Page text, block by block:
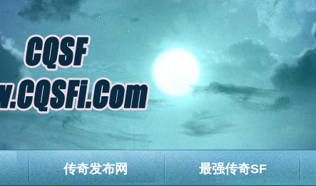
传奇发布网 最强传奇SF